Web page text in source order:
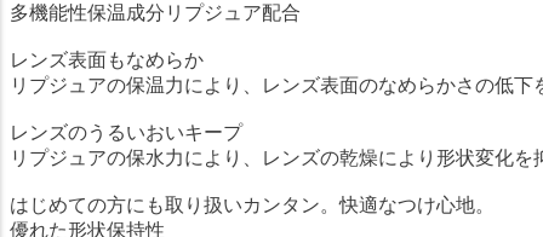
多機能性保温成分リプジュア配合
レンズ表面もなめらか
リプジュアの保温力により、レンズ表面のなめらかさの低下
レンズのうるいおいキープ
リプジュアの保水力により、レンズの乾燥により形状変化を
はじめての方にも取り扱いカンタン。快適なつけ心地。
優れた形状保持性